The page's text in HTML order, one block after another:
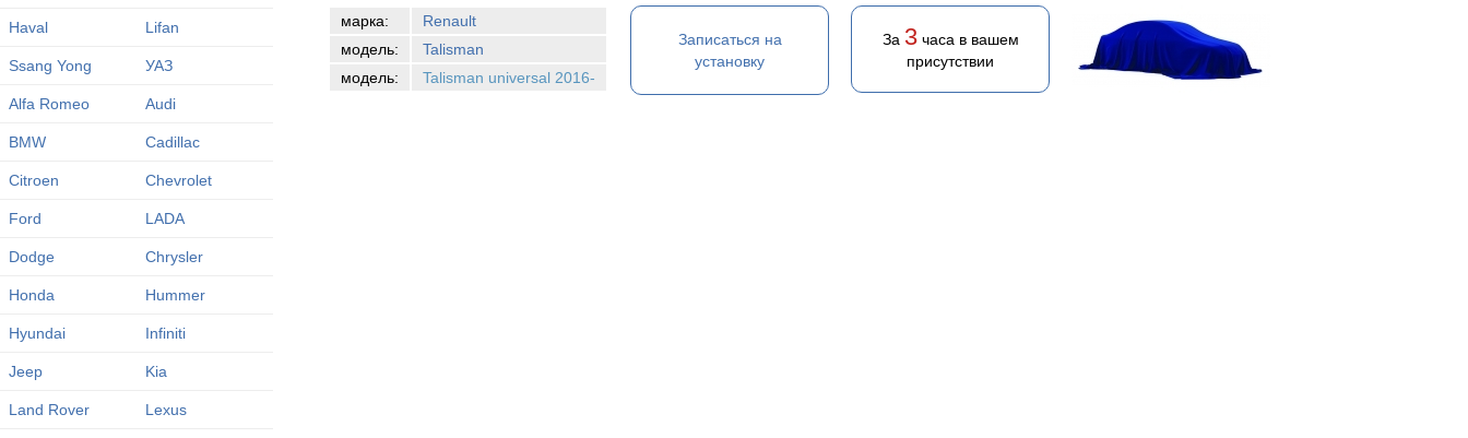
Haval Lifan
Ssang Yong УАЗ
Alfa Romeo Audi
BMW Cadillac
Citroen Chevrolet
Ford LADA
Dodge Chrysler
Honda Hummer
Hyundai Infiniti
Jeep Kia
Land Rover Lexus
марка:
Renault
модель:
Talisman
модель:
Talisman universal 2016-
Записаться на
установку
За 3часа в вашем
присутствии